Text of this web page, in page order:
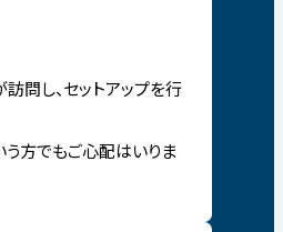
問し、セットアップを行
方でもご心配はいりま